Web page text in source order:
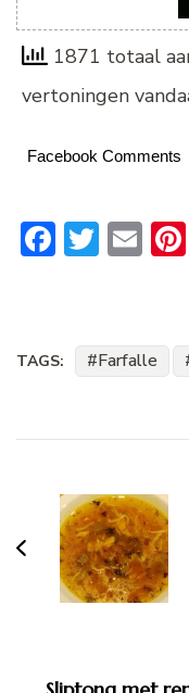
1871 totaal
vertoningen
Facebook Comments
TAGS: Farfalle
navigatie